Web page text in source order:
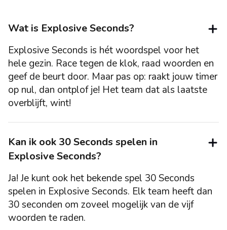
Wat is Explosive Seconds?
Explosive Seconds is hét woordspel voor het
hele gezin. Race tegen de klok, raad woorden en
geef de beurt door. Maar pas op: raakt jouw timer
op nul, dan ontplof je! Het team dat als laatste
overblijft, wint!
Kan ik ook 30 Seconds spelen in
Explosive Seconds?
Ja! Je kunt ook het bekende spel 30 Seconds
spelen in Explosive Seconds. Elk team heeft dan
30 seconden om zoveel mogelijk van de vijf
woorden te raden.